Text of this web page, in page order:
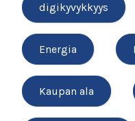
digikyvykkyys
Energia
Kaupan ala